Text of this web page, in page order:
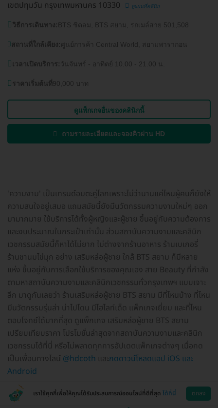
เขตปทุมวัน กรุงเทพมหานคร 10330
ดูแผนที่คลินิก
วิธีการเดินทาง: BTS ชิดลม, BTS สยาม, รถเมล์สาย 501,508
สถานที่ใกล้เคียง:ศูนย์การค้า Central World, สยามพารากอน
เวลาเปิดบริการ: วันจันทร์ - อาทิตย์ 10.00 - 21.00 น.
ราคาเริ่มต้นที่90,000 บาท
ดูแพ็กเกจอื่นของคลินิกนี้
ถามรายละเอียดและจองคิวผ่าน HD
'ความงาม' เป็นเทรนด์อมตะคู่โลกเพราะไม่ว่านานแค่ไหนผู้คนก็ยังให้
ความสนใจอยู่เสมอ แถมสมัยนี้ยังมีนวัตกรรมความงามใหม่ๆ ออก
มามากมาย ใช้บริการได้ทั้งผู้หญิงและผู้ชาย ขึ้นอยู่กับความต้องการ
และงบประมาณในกระเป๋าเท่านั้น ส่วนสถาบันความงามและคลินิก
เวชกรรมสมัยนี้ก็หาได้ไม่ยาก ไม่ต่างจากร้านอาหาร ร้านเบเกอรี่
ร้านชานมไข่มุก อย่าง เสริมหล่อผู้ชาย ใกล้ BTS สยาม ก็มีหลาย
แห่ง ขึ้นอยู่กับการเลือกใช้บริการของคุณเอง สาย Beauty ที่กำลัง
ตามหาสถาบันความงามและคลินิกเวชกรรมทั่วกรุงเทพฯ แบบเจาะ
ลึก มาดูกันเลยว่า ร้านเสริมหล่อผู้ชาย BTS สยาม มีที่ไหนบ้าง ที่ไหน
มีนวัตกรรมรุ่นล่า น่าไปโดน มีไฮไลท์เด็ด แพ็กเกจเยี่ยม และที่ไหน
ตอบโจทย์ได้มากที่สุด ดูแพ็กเกจ เสริมหล่อผู้ชาย BTS สยาม
เปรียบเทียบราคา โปรโมชั่นล่าสุดจากสถาบันความงามและคลินิก
เวชกรรมได้ที่นี่ หรือไม่พลาดทุกการอัปเดตแพ็กเกจต่างๆ เมื่อกด
เป็นเพื่อนทางไลน์ @hdcoth และกดดาวน์โหลดแอป iOS และ
Android
เราใช้คุกกี้เพื่อให้คุณได้รับประสบการณ์ออนไลน์ที่ดีที่สุด ได้ที่นี่ ตกลง